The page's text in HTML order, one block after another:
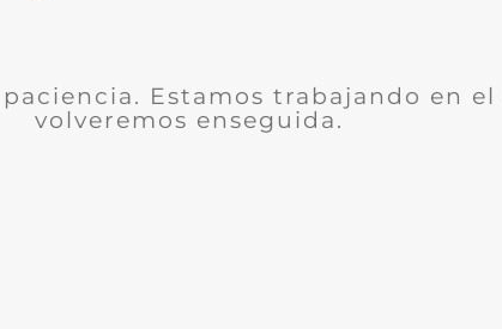
Estamos trabajando en el
volveremos enseguida.